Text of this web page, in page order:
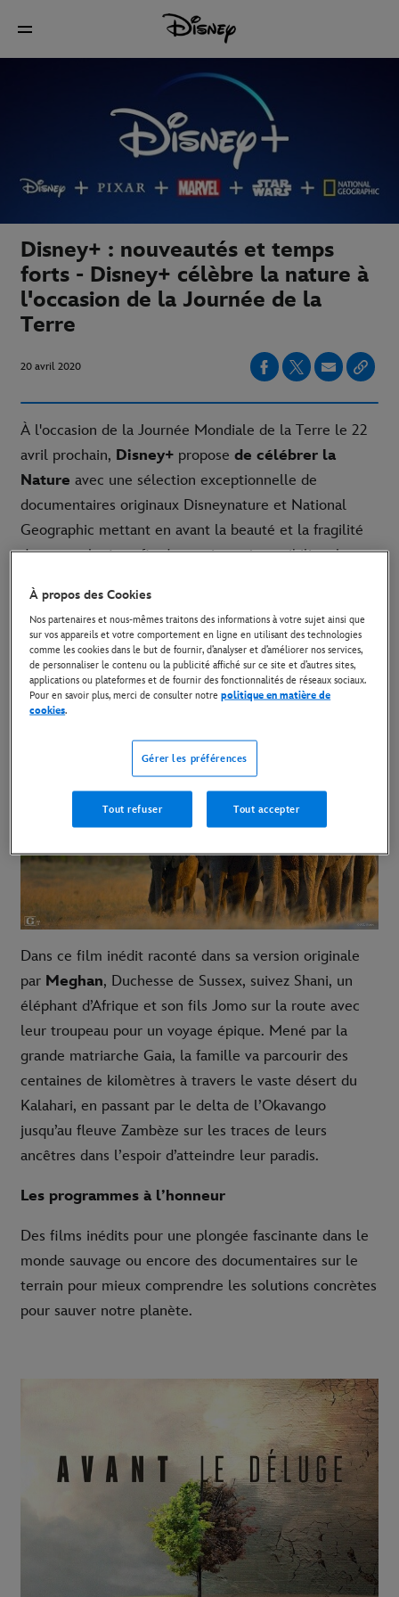
Disney+ : nouveautés et temps
forts - Disney+ célèbre la nature à
l'occasion de la Journée de la
Terre
20 avril 2020
À l'occasion de la Journée Mondiale de la Terre le 22
avril prochain, Disney+ propose de célébrer la
Nature avec une sélection exceptionnelle de
documentaires originaux Disneynature et National
Geographic mettant en avant la beauté et la fragilité
de notre planète afin de continuer à sensibiliser le
Le Disney + Original à ne pas manquer
ELEPHANTS
Dans ce film inédit raconté dans sa version originale
par Meghan, Duchesse de Sussex, suivez Shani, un
éléphant d’Afrique et son fils Jomo sur la route avec
leur troupeau pour un voyage épique. Mené par la
grande matriarche Gaia, la famille va parcourir des
centaines de kilomètres à travers le vaste désert du
Kalahari, en passant par le delta de l’Okavango
jusqu’au fleuve Zambèze sur les traces de leurs
ancêtres dans l’espoir d’atteindre leur paradis.
Les programmes à l’honneur
Des films inédits pour une plongée fascinante dans le
monde sauvage ou encore des documentaires sur le
terrain pour mieux comprendre les solutions concrètes
pour sauver notre planète.
À propos des Cookies
Nos partenaires et nous-mêmes traitons des informations à votre sujet ainsi que
sur vos appareils et votre comportement en ligne en utilisant des technologies
comme les cookies dans le but de fournir, d’analyser et d’améliorer nos services,
de personnaliser le contenu ou la publicité affiché sur ce site et d’autres sites,
applications ou plateformes et de fournir des fonctionnalités de réseaux sociaux.
Pour en savoir plus, merci de consulter notrepolitique en matière de
cookies.
Gérer les préférences
Tout refuser Tout accepter